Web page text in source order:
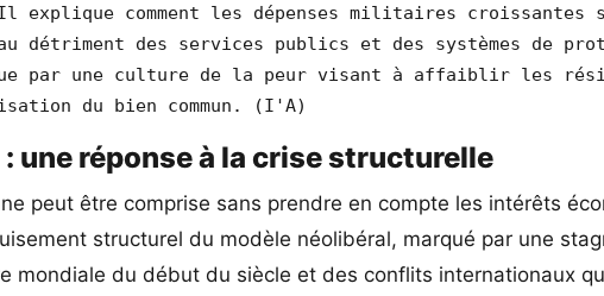
explique comment les dépenses militaires croissantes
des services publics et des systèmes de
par une culture de la peur visant à affaiblir les
du bien commun. (I'A)
: une réponse à la crise structurelle
peut être comprise sans prendre en compte les intérêts
structurel du modèle néolibéral, marqué par une
mondiale du début du siècle et des conflits internationaux